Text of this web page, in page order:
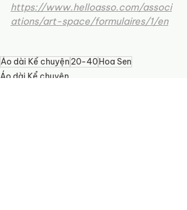
https://www.helloasso.com/associ
ations/art-space/formulaires/1/en
Áo dài Kể chuyện 20-40Hoa Sen
Áo dài Kể chuyện